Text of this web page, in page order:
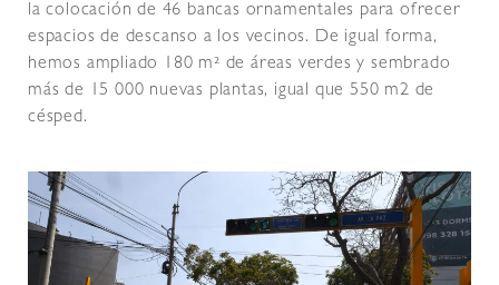
la colocación de 46 bancas ornamentales para ofrecer
espacios de descanso a los vecinos. De igual forma,
hemos ampliado 180 m² de áreas verdes y sembrado
más de 15 000 nuevas plantas, igual que 550 m2 de
césped.